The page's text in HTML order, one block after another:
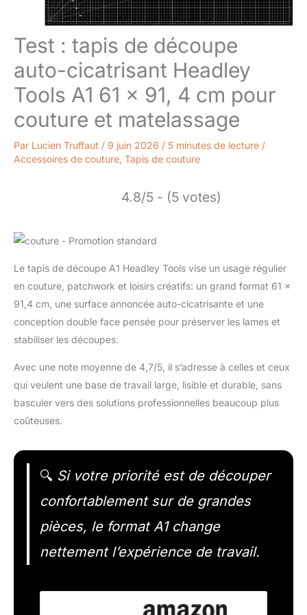
Test : tapis de découpe
auto-cicatrisant Headley
Tools A1 61 x 91, 4 cm pour
couture et matelassage
Par Lucien Truffaut / 9 juin 2026 / 5 minutes de lecture /
Accessoires de couture, Tapis de couture
4.8/5 - (5 votes)
Le tapis de découpe A1 Headley Tools vise un usage régulier
en couture, patchwork et loisirs créatifs: un grand format 61 x
91,4 cm, une surface annoncée auto-cicatrisante et une
conception double face pensée pour préserver les lames et
stabiliser les découpes.
Avec une note moyenne de 4,7/5, il s’adresse à celles et ceux
qui veulent une base de travail large, lisible et durable, sans
basculer vers des solutions professionnelles beaucoup plus
coûteuses.
🔍 Si votre priorité est de découper
confortablement sur de grandes
pièces, le format A1 change
nettement l’expérience de travail.